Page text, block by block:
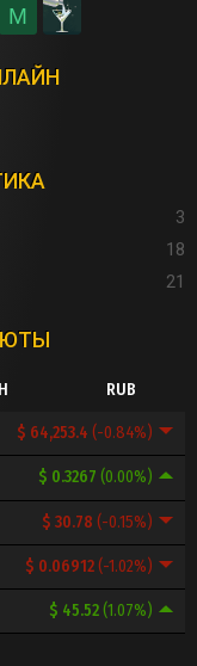
M
3
18
21
RUB
$ 64,253.4 (-0.84%)
$ 0.3267 (0.00%)
$ 30.78 (-0.15%)
$ 0.06912(-1.02%)
$ 45.52(1.07%)